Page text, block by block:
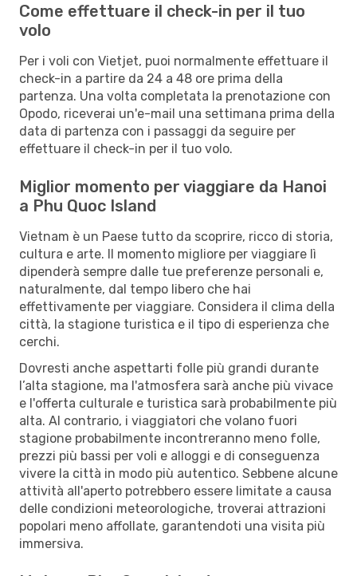
Come effettuare il check-in per il tuo
volo
Per i voli con Vietjet, puoi normalmente effettuare il
check-in a partire da 24 a 48 ore prima della
partenza. Una volta completata la prenotazione con
Opodo, riceverai un'e-mail una settimana prima della
data di partenza con i passaggi da seguire per
effettuare il check-in per il tuo volo.
Miglior momento per viaggiare da Hanoi
a Phu Quoc Island
Vietnam è un Paese tutto da scoprire, ricco di storia,
cultura e arte. Il momento migliore per viaggiare lì
dipenderà sempre dalle tue preferenze personali e,
naturalmente, dal tempo libero che hai
effettivamente per viaggiare. Considera il clima della
città, la stagione turistica e il tipo di esperienza che
cerchi.
Dovresti anche aspettarti folle più grandi durante
l’alta stagione, ma l'atmosfera sarà anche più vivace
e l'offerta culturale e turistica sarà probabilmente più
alta. Al contrario, i viaggiatori che volano fuori
stagione probabilmente incontreranno meno folle,
prezzi più bassi per voli e alloggi e di conseguenza
vivere la città in modo più autentico. Sebbene alcune
attività all'aperto potrebbero essere limitate a causa
delle condizioni meteorologiche, troverai attrazioni
popolari meno affollate, garantendoti una visita più
immersiva.